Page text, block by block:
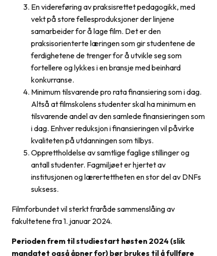
En videreføring av praksisrettet pedagogikk, med
vekt på store fellesproduksjoner der linjene
samarbeider for å lage film. Det er den
praksisorienterte læringen som gir studentene de
ferdighetene de trenger for å utvikle seg som
fortellere og lykkes i en bransje med beinhard
konkurranse.
Minimum tilsvarende pro rata finansiering som i dag.
Altså at filmskolens studenter skal ha minimum en
tilsvarende andel av den samlede finansieringen som
i dag. Enhver reduksjon i finansieringen vil påvirke
kvaliteten på utdanningen som tilbys.
Opprettholdelse av samtlige faglige stillinger og
antall studenter. Fagmiljøet er hjertet av
institusjonen og lærertettheten en stor del av DNFs
suksess.
Filmforbundet vil sterkt fraråde sammenslåing av
fakultetene fra 1. januar 2024.
Perioden frem til studiestart høsten 2024 (slik
mandatet også åpner for) bør brukes til å fullføre